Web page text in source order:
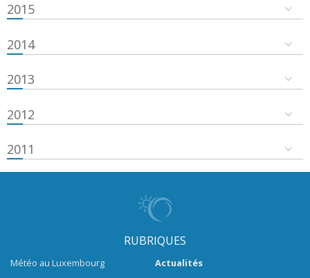
2015
2014
2013
2012
2011
RUBRIQUES
Météo au Luxembourg
Actualités